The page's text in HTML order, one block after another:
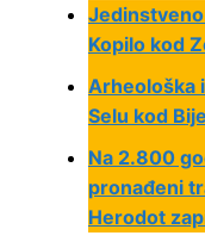
Kopilo kod
Arheološka
Selu kod
Na 2.800
pronađeni
Herodot